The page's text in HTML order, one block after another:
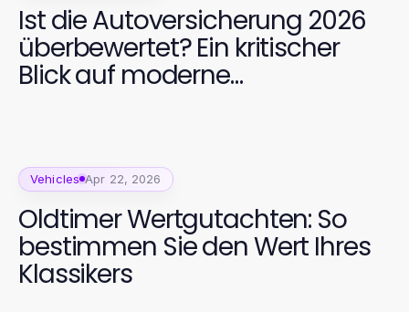
Ist die Autoversicherung 2026
überbewertet? Ein kritischer
Blick auf moderne
Vehicles Apr 22, 2026
Oldtimer Wertgutachten: So
bestimmen Sie den Wert Ihres
Klassikers